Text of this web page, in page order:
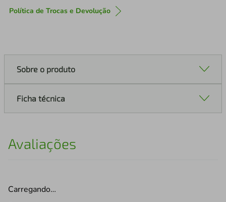
Política de Trocas e Devolução
Sobre o produto
Ficha técnica
Avaliações
Carregando…